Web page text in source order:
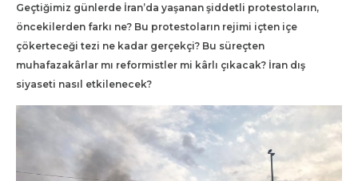
Geçtiğimiz günlerde İran’da yaşanan şiddetli protestoların,
öncekilerden farkı ne? Bu protestoların rejimi içten içe
çökerteceği tezi ne kadar gerçekçi? Bu süreçten
muhafazakârlar mı reformistler mi kârlı çıkacak? İran dış
siyaseti nasıl etkilenecek?